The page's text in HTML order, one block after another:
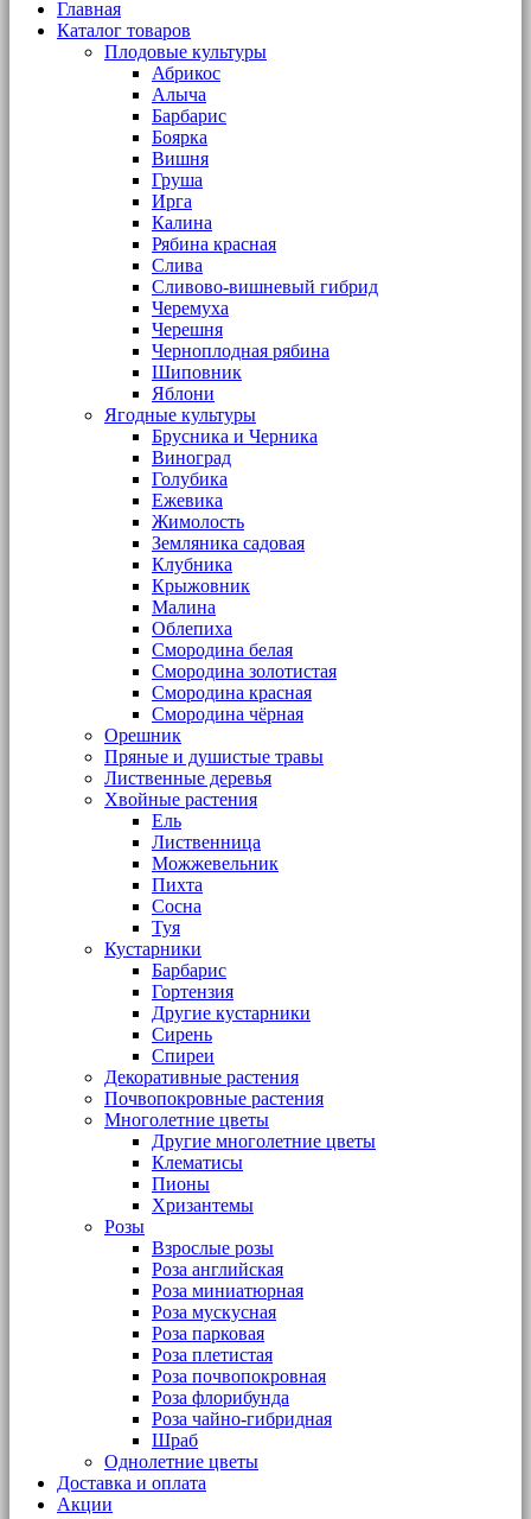
Главная
Каталог товаров
Плодовые культуры
Абрикос
Алыча
Барбарис
Боярка
Вишня
Груша
Ирга
Калина
Рябина красная
Слива
Сливово-вишневый гибрид
Черемуха
Черешня
Черноплодная рябина
Шиповник
Яблони
Ягодные культуры
Брусника и Черника
Виноград
Голубика
Ежевика
Жимолость
Земляника садовая
Клубника
Крыжовник
Малина
Облепиха
Смородина белая
Смородина золотистая
Смородина красная
Смородина чёрная
Орешник
Пряные и душистые травы
Лиственные деревья
Хвойные растения
Ель
Лиственница
Можжевельник
Пихта
Сосна
Туя
Кустарники
Барбарис
Гортензия
Другие кустарники
Сирень
Спиреи
Декоративные растения
Почвопокровные растения
Многолетние цветы
Другие многолетние цветы
Клематисы
Пионы
Хризантемы
Розы
Взрослые розы
Роза английская
Роза миниатюрная
Роза мускусная
Роза парковая
Роза плетистая
Роза почвопокровная
Роза флорибунда
Роза чайно-гибридная
Шраб
Однолетние цветы
Доставка и оплата
Акции